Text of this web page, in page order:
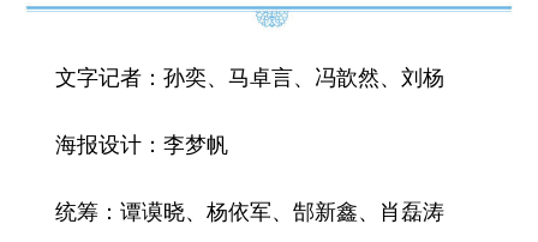
文字记者：孙奕、马卓言、冯歆然、刘杨
海报设计：李梦帆
统筹：谭谟晓、杨依军、郜新鑫、肖磊涛